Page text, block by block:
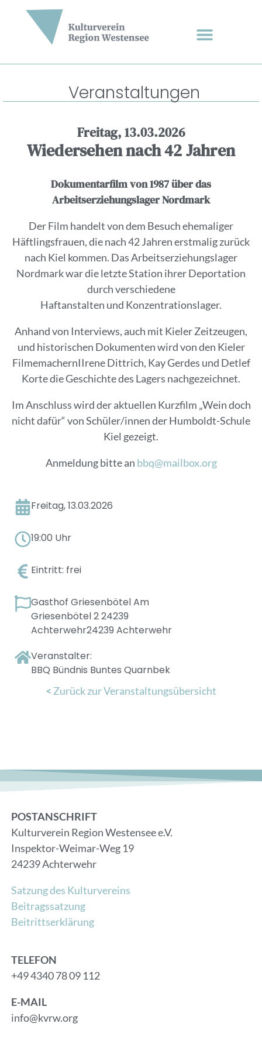
Veranstaltungen
Freitag, 13.03.2026
Wiedersehen nach 42 Jahren
Dokumentarfilm von 1987 über das
Arbeitserziehungslager Nordmark
Der Film handelt von dem Besuch ehemaliger
Häftlingsfrauen, die nach 42 Jahren erstmalig zurück
nach Kiel kommen. Das Arbeitserziehungslager
Nordmark war die letzte Station ihrer Deportation
durch verschiedene
Haftanstalten und Konzentrationslager.
Anhand von Interviews, auch mit Kieler Zeitzeugen,
und historischen Dokumenten wird von den Kieler
FilmemachernIIrene Dittrich, Kay Gerdes und Detlef
Korte die Geschichte des Lagers nachgezeichnet.
Im Anschluss wird der aktuellen Kurzfilm „Wein doch
nicht dafür“ von Schüler/innen der Humboldt-Schule
Kiel gezeigt.
Anmeldung bitte an bbq@mailbox.org
Freitag, 13.03.2026
19:00 Uhr
Eintritt: frei
Gasthof Griesenbötel Am
Griesenbötel 2 24239
Achterwehr24239 Achterwehr
Veranstalter:
BBQ Bündnis Buntes Quarnbek
< Zurück zur Veranstaltungsübersicht
POSTANSCHRIFT
Kulturverein Region Westensee e.V.
Inspektor-Weimar-Weg 19
24239 Achterwehr
Satzung des Kulturvereins
Beitragssatzung
Beitrittserklärung
TELEFON
+49 4340 78 09 112
E-MAIL
info@kvrw.org